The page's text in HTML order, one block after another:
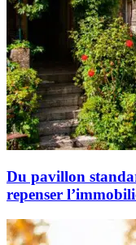
Du pavillon
repenser